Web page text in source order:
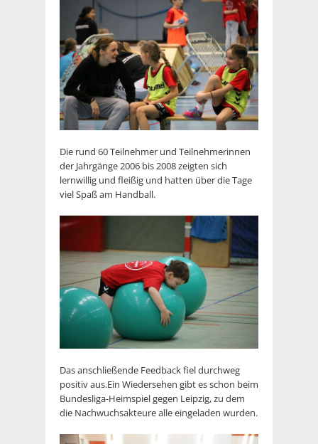
Die rund 60 Teilnehmer und Teilnehmerinnen
der Jahrgänge 2006 bis 2008 zeigten sich
lernwillig und fleißig und hatten über die Tage
viel Spaß am Handball.
Das anschließende Feedback fiel durchweg
positiv aus.Ein Wiedersehen gibt es schon beim
Bundesliga-Heimspiel gegen Leipzig, zu dem
die Nachwuchsakteure alle eingeladen wurden.